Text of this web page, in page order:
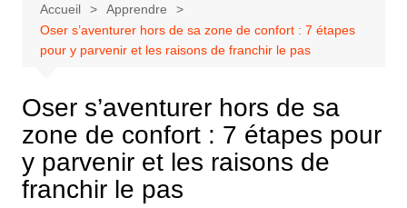
Accueil
Apprendre
Oser s’aventurer hors de sa zone de confort : 7 étapes
pour y parvenir et les raisons de franchir le pas
Oser s’aventurer hors de sa
zone de confort : 7 étapes pour
y parvenir et les raisons de
franchir le pas